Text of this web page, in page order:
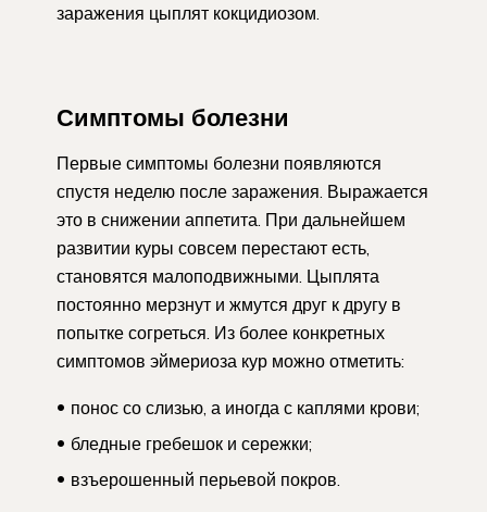
заражения цыплят кокцидиозом.
Симптомы болезни
Первые симптомы болезни появляются
спустя неделю после заражения. Выражается
это в снижении аппетита. При дальнейшем
развитии куры совсем перестают есть,
становятся малоподвижными. Цыплята
постоянно мерзнут и жмутся друг к другу в
попытке согреться. Из более конкретных
симптомов эймериоза кур можно отметить:
понос со слизью, а иногда с каплями крови;
бледные гребешок и сережки;
взъерошенный перьевой покров.